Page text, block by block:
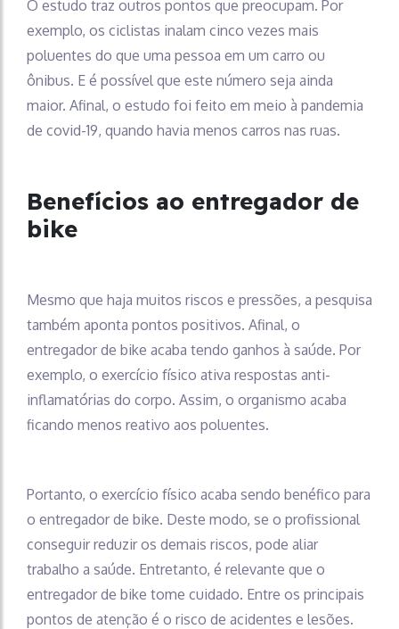
O estudo traz outros pontos que preocupam. Por
exemplo, os ciclistas inalam cinco vezes mais
poluentes do que uma pessoa em um carro ou
ônibus. E é possível que este número seja ainda
maior. Afinal, o estudo foi feito em meio à pandemia
de covid-19, quando havia menos carros nas ruas.
Benefícios ao entregador de
bike
Mesmo que haja muitos riscos e pressões, a pesquisa
também aponta pontos positivos. Afinal, o
entregador de bike acaba tendo ganhos à saúde. Por
exemplo, o exercício físico ativa respostas anti-
inflamatórias do corpo. Assim, o organismo acaba
ficando menos reativo aos poluentes.
Portanto, o exercício físico acaba sendo benéfico para
o entregador de bike. Deste modo, se o profissional
conseguir reduzir os demais riscos, pode aliar
trabalho a saúde. Entretanto, é relevante que o
entregador de bike tome cuidado. Entre os principais
pontos de atenção é o risco de acidentes e lesões.